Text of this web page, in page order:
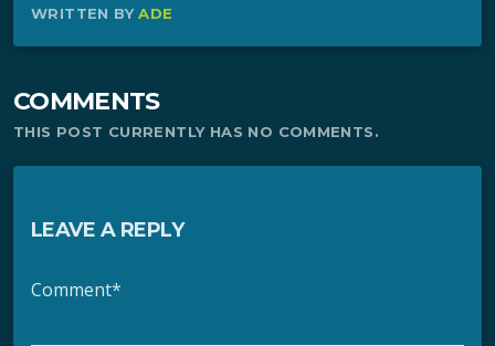
WRITTEN BYADE
COMMENTS
THIS POST CURRENTLY HAS NO COMMENTS.
LEAVE A REPLY
Comment*